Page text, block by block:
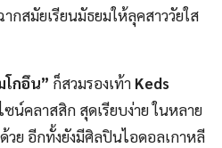
ากสมัยเรียนมัธยมให้ลุคสาววัยใส
โกอึน” ก็สวมรองเท้า Keds
ซน์คลาสสิก สุดเรียบง่าย ในหลาย
วย อีกทั้งยังมีศิลปินไอดอลเกาหลี